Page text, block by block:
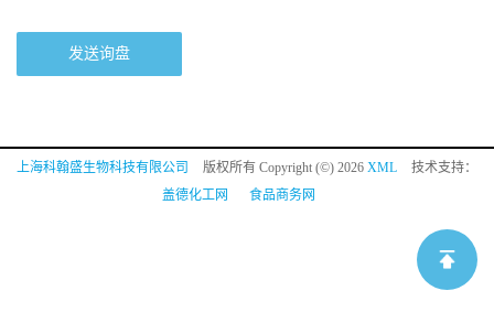
发送询盘
上海科翰盛生物科技有限公司 版权所有 Copyright (©) 2026 XML
技术支持：
盖德化工网
食品商务网